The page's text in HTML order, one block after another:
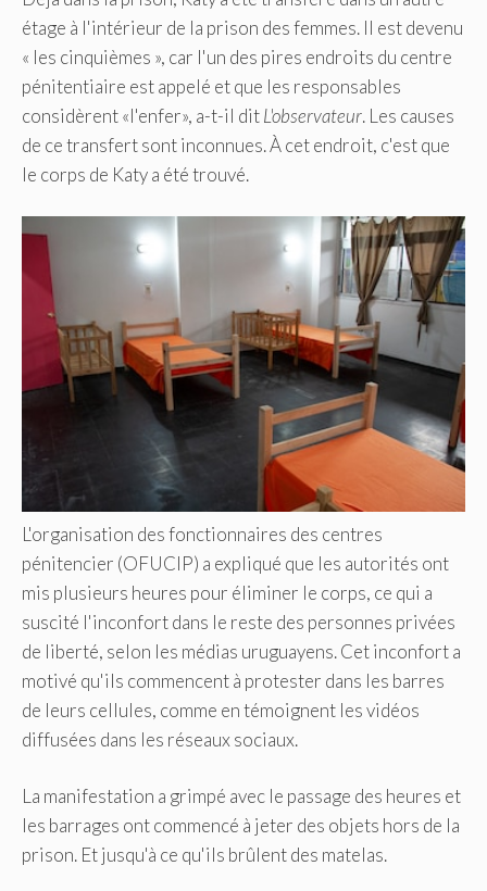
étage à l'intérieur de la prison des femmes. Il est devenu
« les cinquièmes », car l'un des pires endroits du centre
pénitentiaire est appelé et que les responsables
considèrent «l'enfer», a-t-il ditL'observateur. Les causes
de ce transfert sont inconnues. À cet endroit, c'est que
le corps de Katy a été trouvé.
L'organisation des fonctionnaires des centres
pénitencier (OFUCIP) a expliqué que les autorités ont
mis plusieurs heures pour éliminer le corps, ce qui a
suscité l'inconfort dans le reste des personnes privées
de liberté, selon les médias uruguayens. Cet inconfort a
motivé qu'ils commencent à protester dans les barres
de leurs cellules, comme en témoignent les vidéos
diffusées dans les réseaux sociaux.
La manifestation a grimpé avec le passage des heures et
les barrages ont commencé à jeter des objets hors de la
prison. Et jusqu'à ce qu'ils brûlent des matelas.